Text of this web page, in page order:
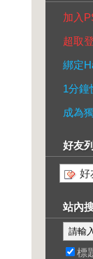
加入
超取
綁定
1分鐘
成為
好友
好
站內
標